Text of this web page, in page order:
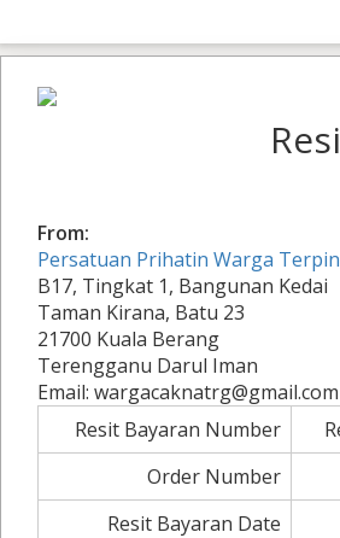
From:
Persatuan Prihatin Warga
B17, Tingkat 1, Bangunan Kedai
Taman Kirana, Batu 23
21700 Kuala Berang
Terengganu Darul Iman
Email: wargacaknatrg@gmail.com
Resit Bayaran Number
Order Number
Resit Bayaran Date